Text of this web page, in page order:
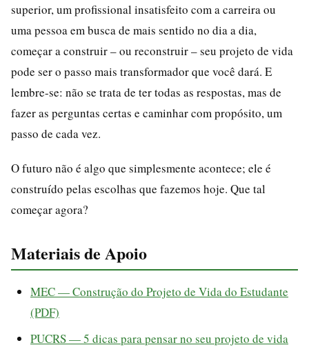
superior, um profissional insatisfeito com a carreira ou
uma pessoa em busca de mais sentido no dia a dia,
começar a construir – ou reconstruir – seu projeto de vida
pode ser o passo mais transformador que você dará. E
lembre-se: não se trata de ter todas as respostas, mas de
fazer as perguntas certas e caminhar com propósito, um
passo de cada vez.
O futuro não é algo que simplesmente acontece; ele é
construído pelas escolhas que fazemos hoje. Que tal
começar agora?
Materiais de Apoio
MEC — Construção do Projeto de Vida do Estudante
(PDF)
PUCRS — 5 dicas para pensar no seu projeto de vida